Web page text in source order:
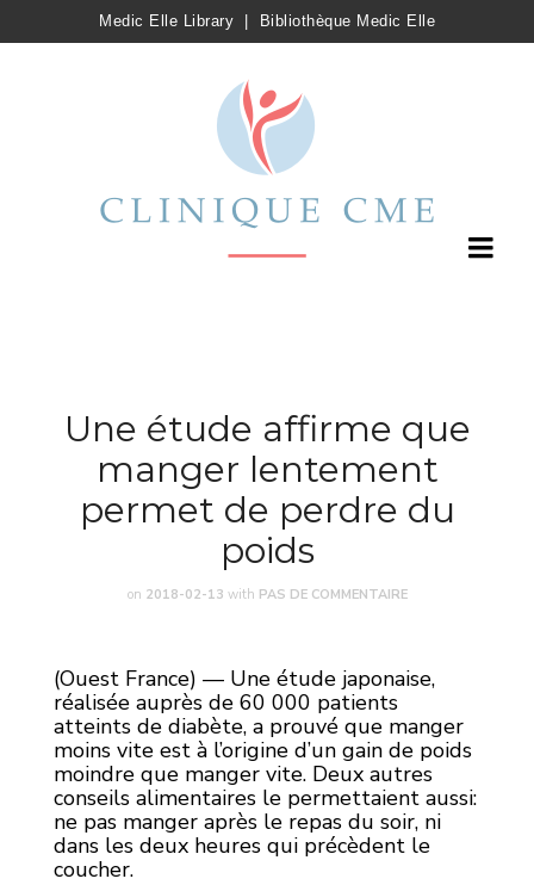
Medic Elle Library Bibliothèque Medic Elle
Une étude affirme que
manger lentement
permet de perdre du
poids
on 2018-02-13 with PAS DE COMMENTAIRE
(Ouest France) — Une étude japonaise,
réalisée auprès de 60 000 patients
atteints de diabète, a prouvé que manger
moins vite est à l’origine d’un gain de poids
moindre que manger vite. Deux autres
conseils alimentaires le permettaient aussi:
ne pas manger après le repas du soir, ni
dans les deux heures qui précèdent le
coucher.